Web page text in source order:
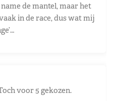
de mantel, maar het
in de race, dus wat mij
voor 5 gekozen.